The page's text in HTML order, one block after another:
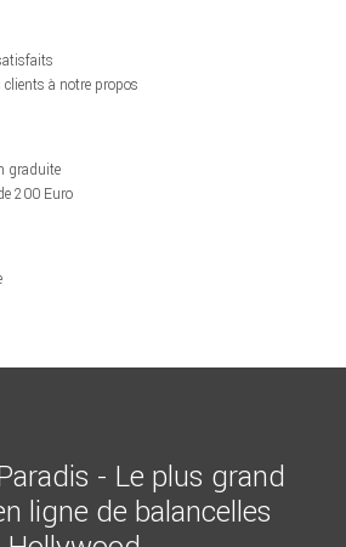
clients à notre propos
graduite
200 Euro
- Le plus grand
ligne de balancelles